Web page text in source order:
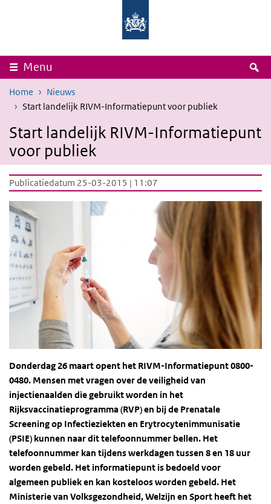
Overslaan en naar de inhoud gaan
Menu
Home
Nieuws
Start landelijk RIVM-Informatiepunt voor publiek
Start landelijk RIVM-Informatiepunt
voor publiek
Publicatiedatum 25-03-2015 | 11:07
Donderdag 26 maart opent het RIVM-Informatiepunt 0800-
0480. Mensen met vragen over de veiligheid van
injectienaalden die gebruikt worden in het
Rijksvaccinatieprogramma (RVP) en bij de Prenatale
Screening op Infectieziekten en Erytrocytenimmunisatie
(PSIE) kunnen naar dit telefoonnummer bellen. Het
telefoonnummer kan tijdens werkdagen tussen 8 en 18 uur
worden gebeld. Het informatiepunt is bedoeld voor
algemeen publiek en kan kosteloos worden gebeld. Het
Ministerie van Volksgezondheid, Welzijn en Sport heeft het